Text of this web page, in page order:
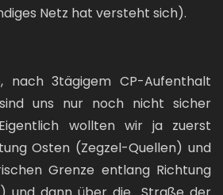
Netz hat versteht sich).
nach 3tägigem CP-Aufenthalt
uns nur noch nicht sicher
wollten wir ja zuerst
Osten (Zegzel-Quellen) und
Grenze entlang Richtung